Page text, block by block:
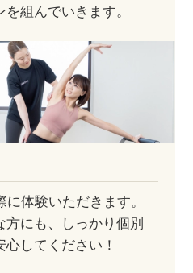
組んでいきます。
体験いただきます。
にも、しっかり個別
してください！